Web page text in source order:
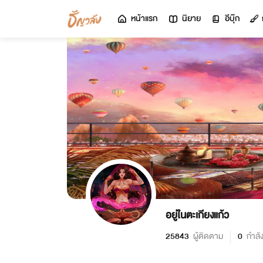
หน้าแรก นิยาย อีบุ๊ก
อยู่ในตะเกียงแก้ว
25843 ผู้ติดตาม 0 กำ